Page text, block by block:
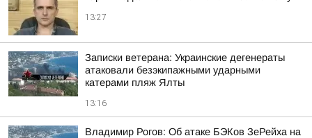
13:27
Записки ветерана: Украинские дегенераты
атаковали безэкипажными ударными
катерами пляж Ялты
13:16
Владимир Рогов: Об атаке БЭКов ЗеРейха на